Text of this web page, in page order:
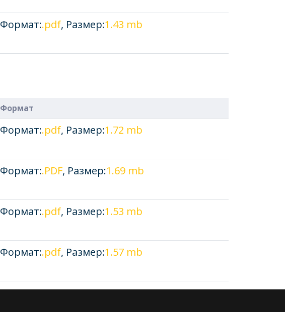
Формат:.pdf, Размер:1.43 mb
Формат
Формат:.pdf, Размер:1.72 mb
Формат:.PDF, Размер:1.69 mb
Формат:.pdf, Размер:1.53 mb
Формат:.pdf, Размер:1.57 mb